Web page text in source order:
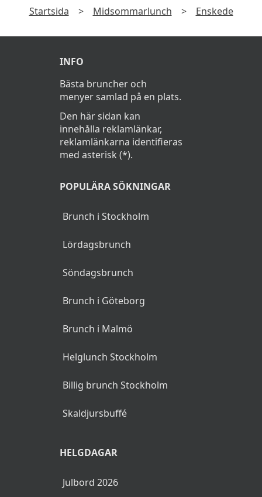
Startsida > Midsommarlunch > Enskede
INFO
Bästa bruncher och
menyer samlad på en plats.
Den här sidan kan
innehålla reklamlänkar,
reklamlänkarna identifieras
med asterisk (*).
POPULÄRA SÖKNINGAR
Brunch i Stockholm
Lördagsbrunch
Söndagsbrunch
Brunch i Göteborg
Brunch i Malmö
Helglunch Stockholm
Billig brunch Stockholm
Skaldjursbuffé
HELGDAGAR
Julbord 2026